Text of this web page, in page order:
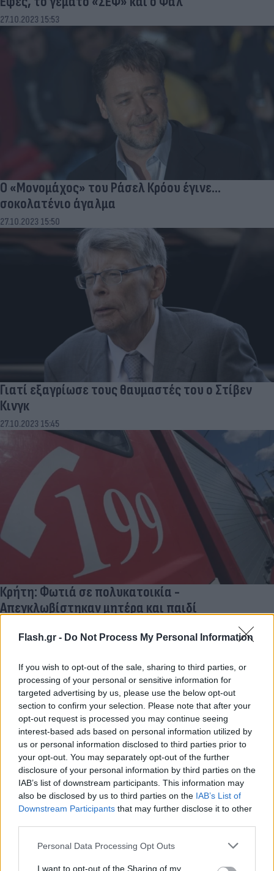
Flash.gr - Do Not Process My Personal Information
If you wish to opt-out of the sale, sharing to third parties, or
processing of your personal or sensitive information for
targeted advertising by us, please use the below opt-out
section to confirm your selection. Please note that after your
opt-out request is processed you may continue seeing
interest-based ads based on personal information utilized by
us or personal information disclosed to third parties prior to
your opt-out. You may separately opt-out of the further
disclosure of your personal information by third parties on the
IAB’s list of downstream participants. This information may
also be disclosed by us to third parties on the IAB’s List of
Downstream Participants that may further disclose it to other
Please note that this website/app uses one or more Google
not limited to your visit or usage behaviour. You may click to
Personal Data Processing Opt Outs
I want to opt-out of the Sharing of my
27.10.2023 15:53
O «Μονομάχος» του Ράσελ Κρόου έγινε...
σοκολατένιο άγαλμα
27.10.2023 15:50
Γιατί εξαγρίωσε τους θαυμαστές του ο Στίβεν
Κινγκ
27.10.2023 15:45
Κρήτη: Φωτιά σε πολυκατοικία -
Απεγκλωβίστηκαν μητέρα και παιδί
Πλήγμα στην Παρτιζάν, τραυματίστηκε ο Κέβιν
Πάντερ
27.10.2023 15:30